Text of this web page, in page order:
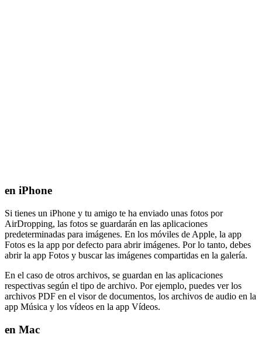
en iPhone
Si tienes un iPhone y tu amigo te ha enviado unas fotos por
AirDropping, las fotos se guardarán en las aplicaciones
predeterminadas para imágenes. En los móviles de Apple, la app
Fotos es la app por defecto para abrir imágenes. Por lo tanto, debes
abrir la app Fotos y buscar las imágenes compartidas en la galería.
En el caso de otros archivos, se guardan en las aplicaciones
respectivas según el tipo de archivo. Por ejemplo, puedes ver los
archivos PDF en el visor de documentos, los archivos de audio en la
app Música y los vídeos en la app Vídeos.
en Mac